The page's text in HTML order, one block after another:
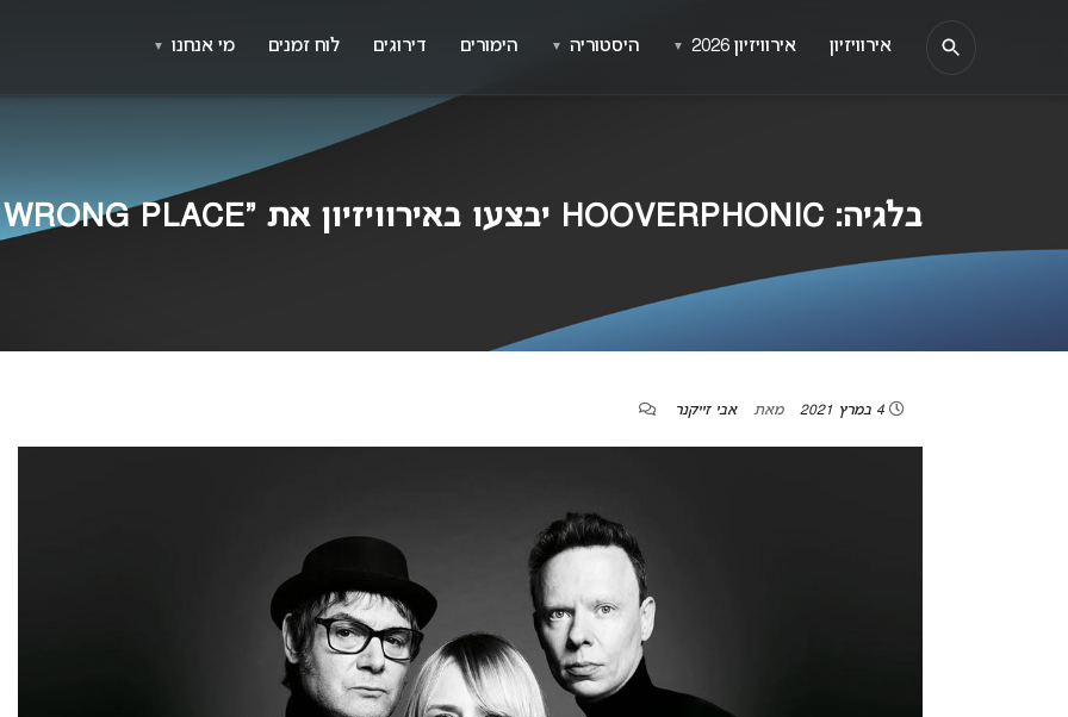
בלגיה: HOOVERPHONIC יבצעו באירוויזיון את “THE WRONG PLACE”
מאת אבי זייקנר
אירוויזיון אירוויזיון 2026 ▼ היסטוריה ▼ הימורים דירוגים לוח זמנים מי אנחנו ▼